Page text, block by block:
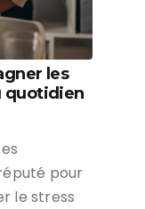
les
quotidien
pour
le stress